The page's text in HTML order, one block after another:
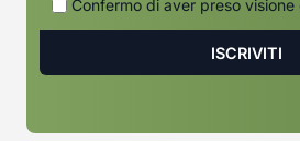
Confermo di aver preso visione